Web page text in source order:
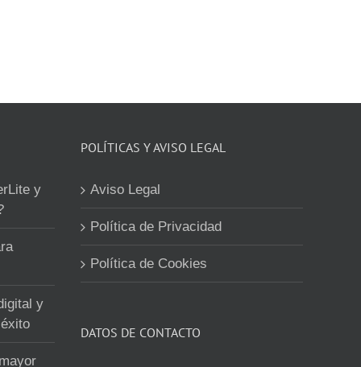
y
y
POLÍTICAS Y AVISO LEGAL
Aviso Legal
Política de Privacidad
Política de Cookies
DATOS DE CONTACTO